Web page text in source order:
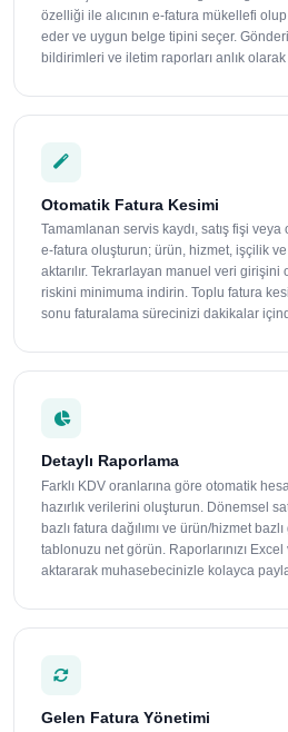
özelliği ile alıcının e-fatura mükellefi
eder ve uygun belge tipini seçer.
bildirimleri ve iletim raporları anlık
Otomatik Fatura Kesimi
Tamamlanan servis kaydı, satış fişi
e-fatura oluşturun; ürün, hizmet, işçilik
aktarılır. Tekrarlayan manuel veri girişini
riskini minimuma indirin. Toplu fatura
sonu faturalama sürecinizi dakikalar
Detaylı Raporlama
Farklı KDV oranlarına göre otomatik
hazırlık verilerini oluşturun. Dönemsel
bazlı fatura dağılımı ve ürün/hizmet
tablonuzu net görün. Raporlarınızı Excel
aktararak muhasebecinizle kolayca
Gelen Fatura Yönetimi